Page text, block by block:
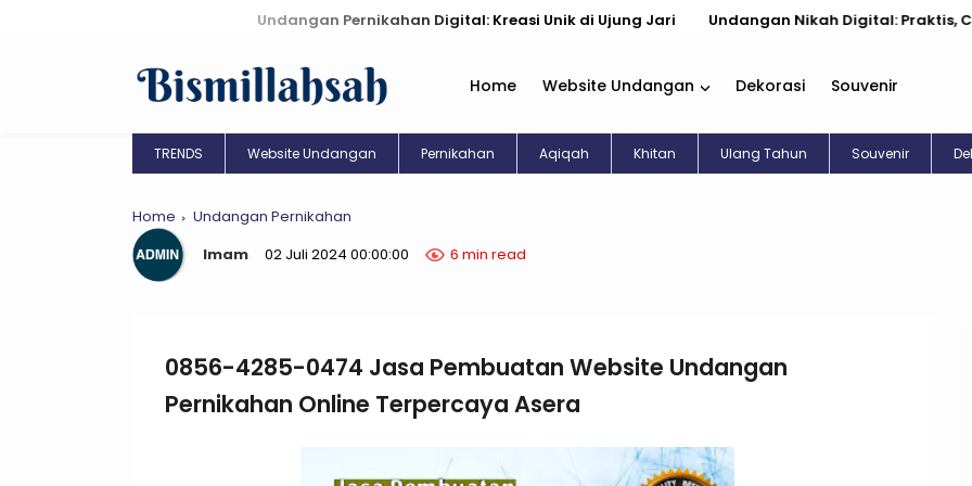
Undangan Pernikahan Digital: Kreasi Unik di Ujung Jari Undangan Nikah Digital: Praktis, Cantik, &
Home Website Undangan Dekorasi Souvenir
TRENDS Website Undangan Pernikahan Aqiqah Khitan Ulang Tahun Souvenir
Home
Undangan Pernikahan
Imam
02 Juli 2024 00:00:00 6 min read
0856-4285-0474 Jasa Pembuatan Website Undangan
Pernikahan Online Terpercaya Asera